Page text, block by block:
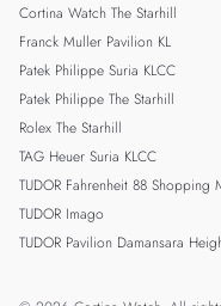
Cortina Watch The Starhill
Franck Muller Pavilion KL
Patek Philippe Suria KLCC
Patek Philippe The Starhill
Rolex The Starhill
TAG Heuer Suria KLCC
TUDOR Fahrenheit 88 Shopping
TUDOR Imago
TUDOR Pavilion Damansara